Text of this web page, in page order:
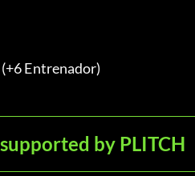
Entrenador)
by PLITCH